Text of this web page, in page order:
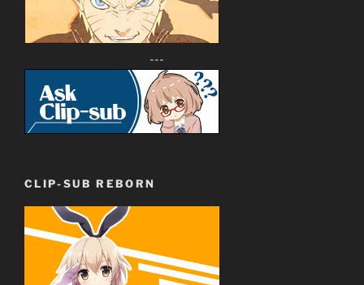
---
CLIP-SUB REBORN